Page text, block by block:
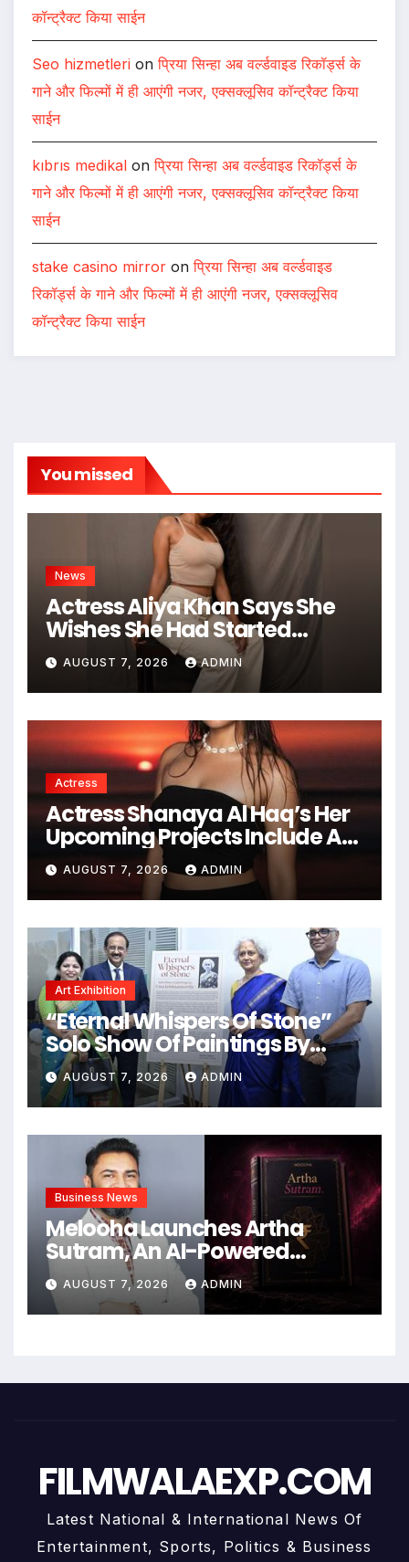
कॉन्ट्रैक्ट किया साईन
Seo hizmetleri onप्रिया सिन्हा अब वर्ल्डवाइड रिकॉर्ड्स के
गाने और फिल्मों में ही आएंगी नजर, एक्सक्लूसिव कॉन्ट्रैक्ट किया
साईन
kıbrıs medikal onप्रिया सिन्हा अब वर्ल्डवाइड रिकॉर्ड्स के
गाने और फिल्मों में ही आएंगी नजर, एक्सक्लूसिव कॉन्ट्रैक्ट किया
साईन
stake casino mirror onप्रिया सिन्हा अब वर्ल्डवाइड
रिकॉर्ड्स के गाने और फिल्मों में ही आएंगी नजर, एक्सक्लूसिव
कॉन्ट्रैक्ट किया साईन
You missed
News
Actress Aliya Khan Says She
Wishes She Had Started
Acting Earlier
AUGUST 7, 2026 ADMIN
Actress
Actress Shanaya Al Haq’s Her
Upcoming Projects Include A
South Indian Film, Music
Videos, And A Television
Reality Show
AUGUST 7, 2026 ADMIN
Art Exhibition
“Eternal Whispers Of Stone”
Solo Show Of Paintings By
Uma Krishnamoorthy In Nehru
Centre Art Gallery
AUGUST 7, 2026 ADMIN
Business News
Melooha Launches Artha
Sutram, An AI-Powered
Wealth Intelligence Report For
Personalized Financial
Guidance
AUGUST 7, 2026 ADMIN
FILMWALAEXP.COM
Latest National & International News Of
Entertainment, Sports, Politics & Business